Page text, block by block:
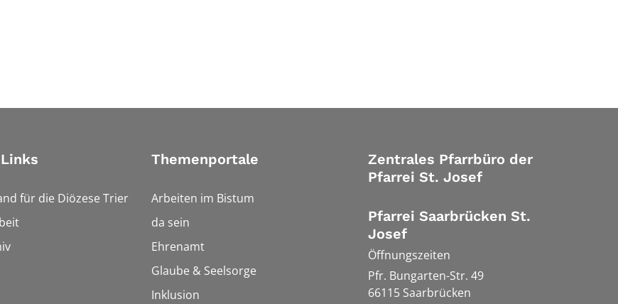
für die Diözese Trier
Themenportale
Arbeiten im Bistum
da sein
Ehrenamt
Glaube & Seelsorge
Inklusion
Zentrales Pfarrbüro der
Pfarrei St. Josef
Pfarrei Saarbrücken St.
Josef
Öffnungszeiten
Pfr. Bungarten-Str. 49
66115 Saarbrücken